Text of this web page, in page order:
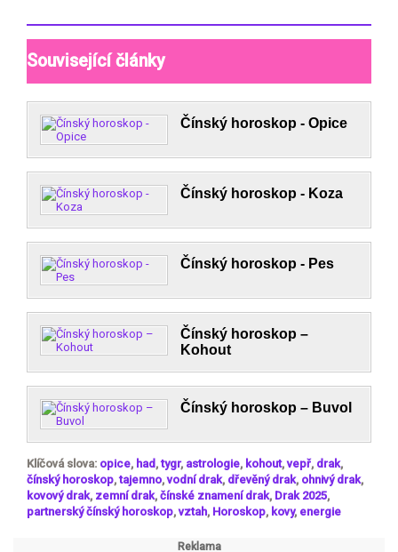
Související články
Čínský horoskop - Opice
Čínský horoskop - Koza
Čínský horoskop - Pes
Čínský horoskop –
Kohout
Čínský horoskop – Buvol
Klíčová slova: opice, had ,tygr, astrologie, kohout,vepř, drak,
čínský horoskop,tajemno,vodní drak, dřevěný drak, ohnivý drak,
kovový drak, zemní drak, čínské znamení drak, Drak 2025,
partnerský čínský horoskop,vztah, Horoskop, kovy, energie